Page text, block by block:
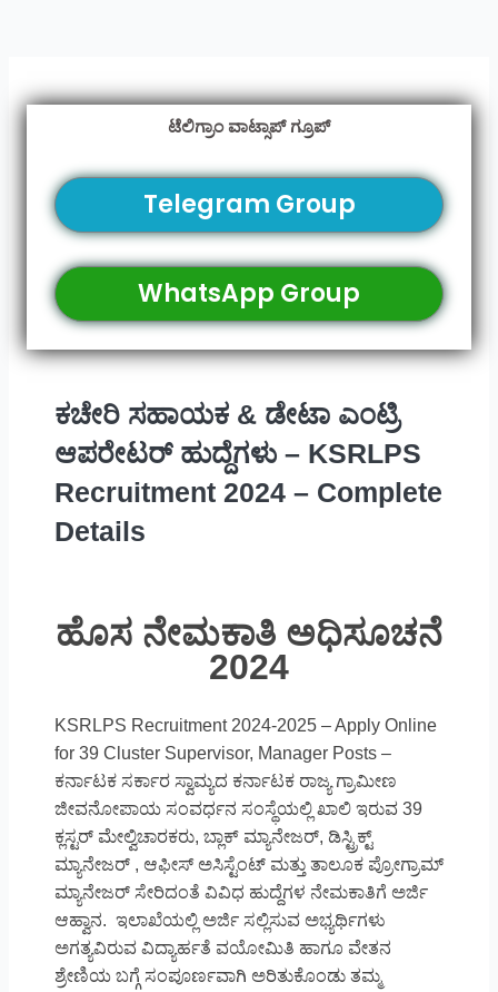
ಟೆಲಿಗ್ರಾಂ ವಾಟ್ಸಾಪ್ ಗ್ರೂಪ್
Telegram Group
WhatsApp Group
ಕಚೇರಿ ಸಹಾಯಕ & ಡೇಟಾ ಎಂಟ್ರಿ
ಆಪರೇಟರ್ ಹುದ್ದೆಗಳು – KSRLPS
Recruitment 2024 – Complete
Details
ಹೊಸ ನೇಮಕಾತಿ ಅಧಿಸೂಚನೆ
2024
KSRLPS Recruitment 2024-2025 – Apply Online
for 39 Cluster Supervisor, Manager Posts –
ಕರ್ನಾಟಕ ಸರ್ಕಾರ ಸ್ವಾಮ್ಯದ ಕರ್ನಾಟಕ ರಾಜ್ಯ ಗ್ರಾಮೀಣ
ಜೀವನೋಪಾಯ ಸಂವರ್ಧನ ಸಂಸ್ಥೆಯಲ್ಲಿ ಖಾಲಿ ಇರುವ 39
ಕ್ಲಸ್ಟರ್ ಮೇಲ್ವಿಚಾರಕರು, ಬ್ಲಾಕ್ ಮ್ಯಾನೇಜರ್, ಡಿಸ್ಟ್ರಿಕ್ಟ್
ಮ್ಯಾನೇಜರ್ , ಆಫೀಸ್ ಅಸಿಸ್ಟೆಂಟ್ ಮತ್ತು ತಾಲೂಕ ಪ್ರೋಗ್ರಾಮ್
ಮ್ಯಾನೇಜರ್ ಸೇರಿದಂತೆ ವಿವಿಧ ಹುದ್ದೆಗಳ ನೇಮಕಾತಿಗೆ ಅರ್ಜಿ
ಆಹ್ವಾನ. ಇಲಾಖೆಯಲ್ಲಿ ಅರ್ಜಿ ಸಲ್ಲಿಸುವ ಅಭ್ಯರ್ಥಿಗಳು
ಅಗತ್ಯವಿರುವ ವಿದ್ಯಾರ್ಹತೆ ವಯೋಮಿತಿ ಹಾಗೂ ವೇತನ
ಶ್ರೇಣಿಯ ಬಗ್ಗೆ ಸಂಪೂರ್ಣವಾಗಿ ಅರಿತುಕೊಂಡು ತಮ್ಮ